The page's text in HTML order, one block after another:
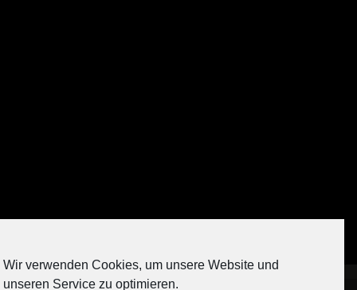
[contact-form-7 404 "Nicht gefunden"]
Wir verwenden Cookies, um unsere Website und
unseren Service zu optimieren.